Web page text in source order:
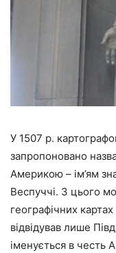
У 1507 р.
запропоновано
Америкою – ім’ям
Веспуччі. З цього
географічних
відвідував лише
іменується в честь